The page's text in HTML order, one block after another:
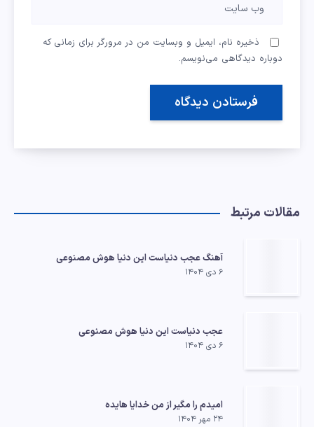
ذخیره نام، ایمیل و وبسایت من در مرورگر برای زمانی که
دوباره دیدگاهی می‌نویسم.
مقالات مرتبط
آهنگ عجب دنیاست این دنیا هوش مصنوعی
۶ دی ۱۴۰۴
عجب دنیاست این دنیا هوش مصنوعی
۶ دی ۱۴۰۴
امیدم را مگیر از من خدایا هایده
۲۴ مهر ۱۴۰۴